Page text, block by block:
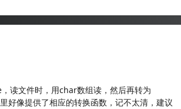
读文件时，用char数组读，然后再转为
像提供了相应的转换函数，记不太清，建议